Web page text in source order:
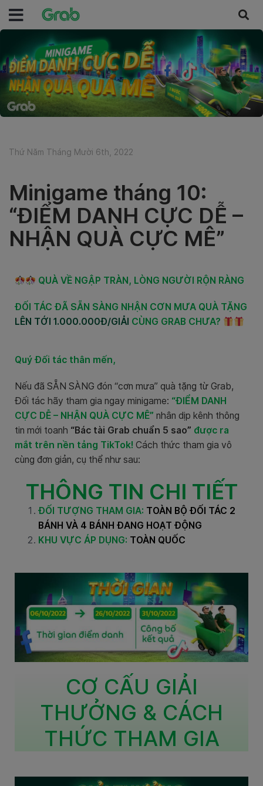
Thứ Năm Tháng Mười 6th, 2022
Minigame tháng 10:
“ĐIỂM DANH CỰC DỄ –
NHẬN QUÀ CỰC MÊ”
QUÀ VỀ NGẬP TRÀN, LÒNG NGƯỜI RỘN RÀNG
ĐỐI TÁC ĐÃ SẴN SÀNG NHẬN CƠN MƯA QUÀ TẶNG
LÊN TỚI 1.000.000Đ/GIẢI CÙNG GRAB CHƯA?
Quý Đối tác thân mến,
Nếu đã SẴN SÀNG đón “cơn mưa” quà tặng từ Grab,
Đối tác hãy tham gia ngay minigame: “ĐIỂM DANH
CỰC DỄ – NHẬN QUÀ CỰC MÊ” nhân dịp kênh thông
tin mới toanh “Bác tài Grab chuẩn 5 sao” được ra
mắt trên nền tảng TikTok! Cách thức tham gia vô
cùng đơn giản, cụ thể như sau:
THÔNG TIN CHI TIẾT
ĐỐI TƯỢNG THAM GIA: TOÀN BỘ ĐỐI TÁC 2
BÁNH VÀ 4 BÁNH ĐANG HOẠT ĐỘNG
KHU VỰC ÁP DỤNG: TOÀN QUỐC
CƠ CẤU GIẢI
THƯỞNG & CÁCH
THỨC THAM GIA